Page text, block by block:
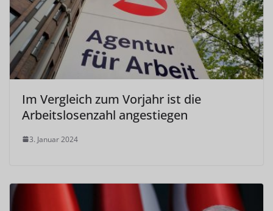
Im Vergleich zum Vorjahr ist die
Arbeitslosenzahl angestiegen
3. Januar 2024